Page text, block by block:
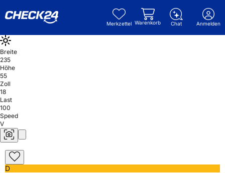
Merkzettel Warenkorb Chat Anmelden
Breite
235
Höhe
55
Zoll
18
Last
100
Speed
V
D